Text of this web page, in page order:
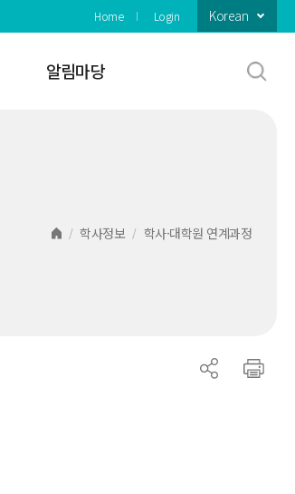
Home Login Korean
알림마당
학사정보 학사·대학원 연계과정